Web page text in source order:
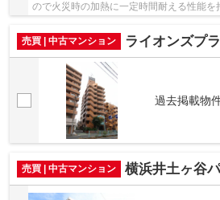
ので火災時の加熱に一定時間耐える性能
売買 | 中古マンション
ライオンズプラ
過去掲載物
売買 | 中古マンション 横浜井土ヶ谷